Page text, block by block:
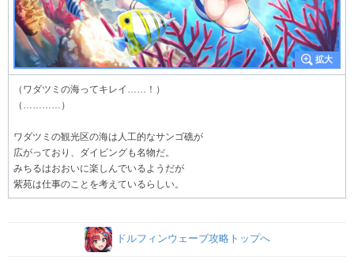
（ワダツミの海ってキレイ……！）
（…………）
ワダツミの観光区の海は人工的なサンゴ礁が
広がっており、ダイビングも名物だ。
みちるはおおいに楽しんでいるようだが
紫苑は仕事のことを考えているらしい。
ドルフィンウェーブ攻略トップへ